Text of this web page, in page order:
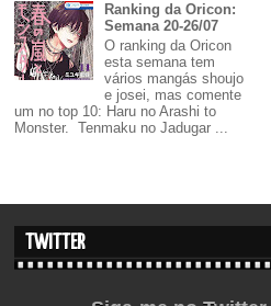
Ranking da Oricon:
Semana 20-26/07
O ranking da Oricon
esta semana tem
vários mangás shoujo
e josei, mas comente
um no top 10: Haru no Arashi to
Monster. Tenmaku no Jadugar ...
TWITTER